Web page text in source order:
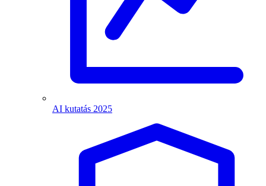
AI kutatás 2025